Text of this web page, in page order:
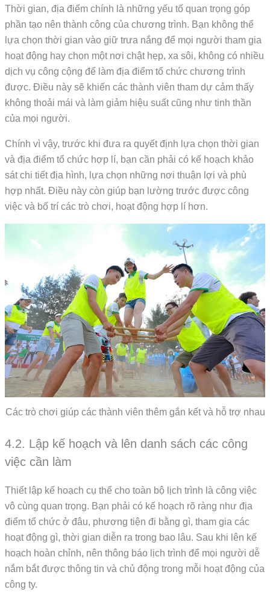
Thời gian, địa điểm chính là những yếu tố quan trọng góp
phần tạo nên thành công của chương trình. Bạn không thể
lựa chọn thời gian vào giữ trưa nắng để mọi người tham gia
hoạt động hay chọn một nơi chật hẹp, xa sôi, không có nhiều
dịch vụ công cộng để làm địa điểm tổ chức chương trình
được. Điều này sẽ khiến các thành viên tham dự cảm thấy
không thoải mái và làm giảm hiệu suất cũng như tinh thần
của mọi người.
Chính vì vậy, trước khi đưa ra quyết định lựa chọn thời gian
và địa điểm tổ chức hợp lí, bạn cần phải có kế hoạch khảo
sát chi tiết địa hình, lựa chọn những nơi thuận lợi và phù
hợp nhất. Điều này còn giúp bạn lường trước được công
việc và bố trí các trò chơi, hoạt động hợp lí hơn.
Các trò chơi giúp các thành viên thêm gắn kết và hỗ trợ nhau
4.2. Lập kế hoạch và lên danh sách các công
việc cần làm
Thiết lập kế hoạch cụ thể cho toàn bộ lịch trình là công việc
vô cùng quan trọng. Bạn phải có kế hoạch rõ ràng như địa
điểm tổ chức ở đâu, phương tiện đi bằng gì, tham gia các
hoạt động gì, thời gian diễn ra trong bao lâu. Sau khi lên kế
hoạch hoàn chỉnh, nên thông báo lịch trình để mọi người dễ
nắm bắt được thông tin và chủ động trong mỗi hoạt động của
công ty.